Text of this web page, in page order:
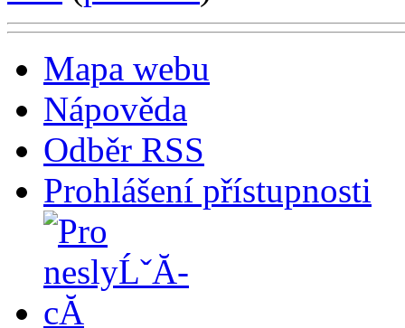
Mapa webu
Nápověda
Odběr RSS
Prohlášení přístupnosti